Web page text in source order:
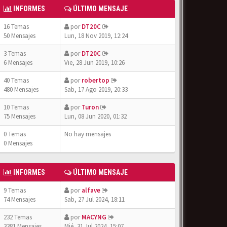
INFORMES ÚLTIMO MENSAJE
16 Temas
50 Mensajes
porDT20C
Lun, 18 Nov 2019, 12:24
3 Temas
6 Mensajes
porDT20C
Vie, 28 Jun 2019, 10:26
40 Temas
480 Mensajes
porrobertop
Sab, 17 Ago 2019, 20:33
10 Temas
75 Mensajes
porTuron
Lun, 08 Jun 2020, 01:32
0 Temas
0 Mensajes
No hay mensajes
INFORMES ÚLTIMO MENSAJE
9 Temas
74 Mensajes
poralfave
Sab, 27 Jul 2024, 18:11
232 Temas
porMACYNG